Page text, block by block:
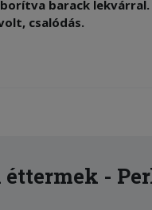
barack lekvárral.
csalódás.
-